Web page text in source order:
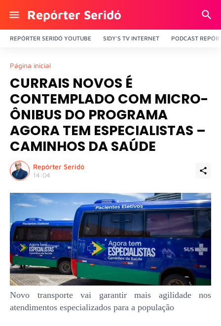
Repórter Seridó
REPÓRTER SERIDÓ YOUTUBE SIDY'S TV INTERNET PODCAST
Página inicial
CURRAIS NOVOS É
CONTEMPLADO COM MICRO-
ÔNIBUS DO PROGRAMA
AGORA TEM ESPECIALISTAS –
CAMINHOS DA SAÚDE
Repórter Seridó
14:04
Novo transporte vai garantir mais agilidade nos
atendimentos especializados para a população